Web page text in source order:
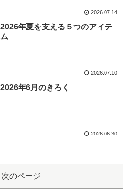
2026.07.14
2026年夏を支える５つのアイテ
ム
2026.07.10
2026年6月のきろく
2026.06.30
次のページ